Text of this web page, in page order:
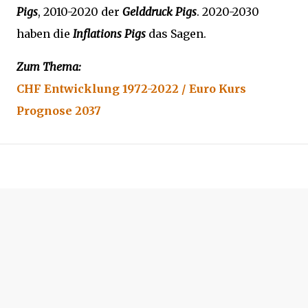
Pigs, 2010-2020 der Gelddruck Pigs. 2020-2030
haben die Inflations Pigs das Sagen.
Zum Thema:
CHF Entwicklung 1972-2022 / Euro Kurs
Prognose 2037